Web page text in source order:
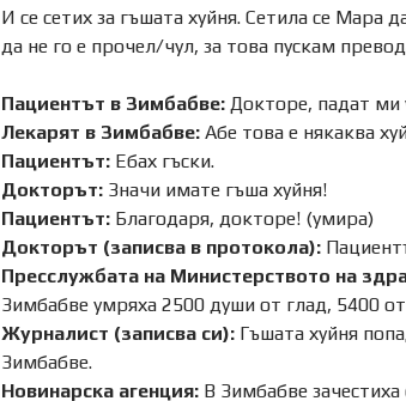
И се сетих за гъшата хуйня. Сетила се Мара
да не го е прочел/чул, за това пускам
Пациентът в Зимбабве: Докторе, падат ми
Лекарят в Зимбабве: Абе това е някаква
Пациентът: Ебах гъски.
Докторът: Значи имате гъша хуйня!
Пациентът: Благодаря, докторе! (умира)
Докторът (записва в протокола):
Пресслужбата на Министерството на
Зимбабве умряха 2500 души от глад, 5400
Журналист (записва си): Гъшата хуйня
Зимбабве.
Новинарска агенция: В Зимбабве